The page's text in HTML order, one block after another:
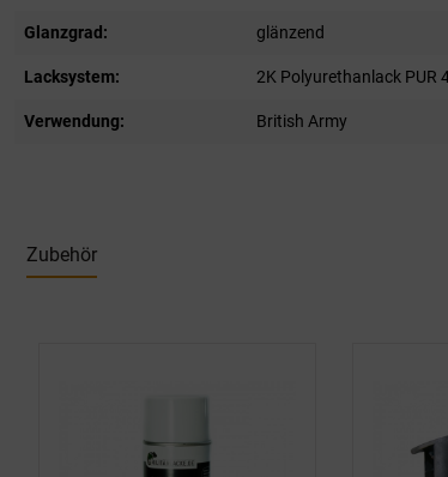
Glanzgrad: glänzend
Lacksystem: 2K Polyurethanlack PUR
Verwendung: British Army
Zubehör